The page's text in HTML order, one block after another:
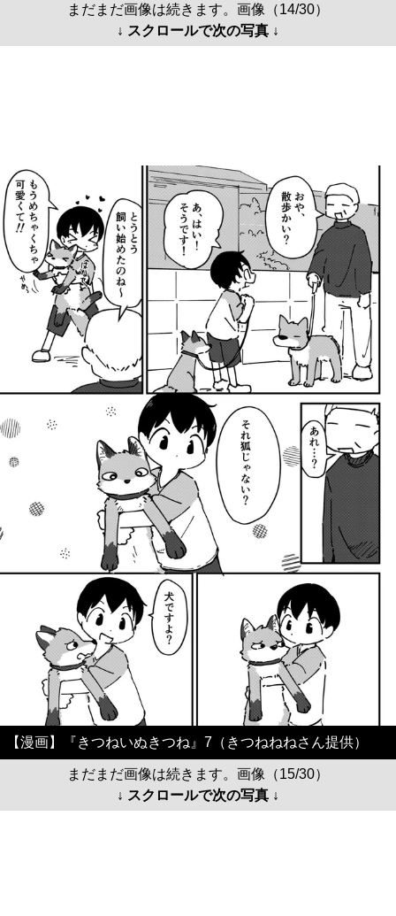
まだまだ画像は続きます。画像（14/30）
↓ スクロールで次の写真 ↓
【漫画】『きつねいぬきつね』7（きつねねねさん提供）
まだまだ画像は続きます。画像（15/30）
↓ スクロールで次の写真 ↓